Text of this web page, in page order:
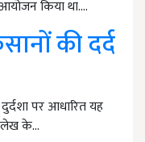
किया था.…
की दर्द
पर आधारित यह
के…